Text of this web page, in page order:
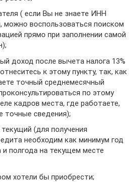
( если Вы не знаете ИНН
можно воспользоваться поиском
прямо при заполнении самой
доход после вычета налога 13%
к этому пункту, так, как
точный среднемесячный
по этому
кадров места, где работаете,
точные сведения);
(для получения
необходим как минимум год
полгода на текущем месте
хотели бы приобрести;